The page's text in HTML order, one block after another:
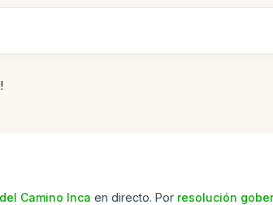
Camino Inca en directo. Por resolución